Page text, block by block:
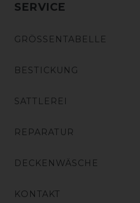
SERVICE
GRÖSSENTABELLE
BESTICKUNG
SATTLEREI
REPARATUR
DECKENWÄSCHE
KONTAKT